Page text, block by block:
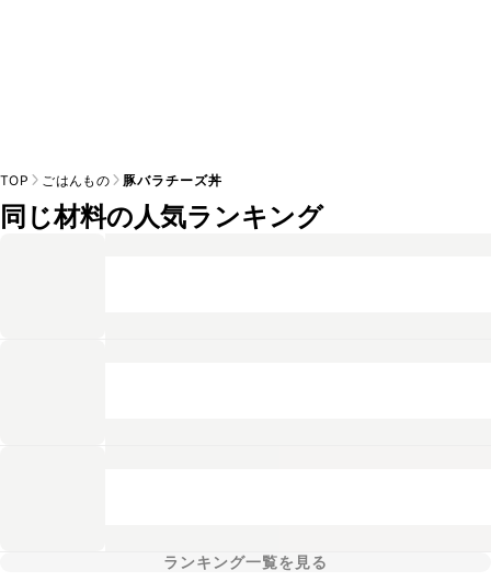
TOP ごはんもの 豚バラチーズ丼
同じ材料の人気ランキング
ランキング一覧を見る